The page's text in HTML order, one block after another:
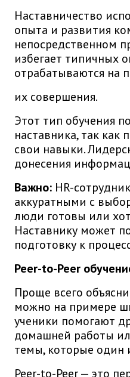
Наставничество
опыта и развития
непосредственном
избегает типичных
отрабатываются на
их совершения.
Этот тип обучения
наставника, так как
свои навыки.
донесения
Важно: HR-
аккуратными с
люди готовы или
Наставнику может
подготовку к
Peer-to-Peer
Проще всего
можно на примере
ученики помогают
домашней работы
темы, которые один
Peer-to-Peer — это